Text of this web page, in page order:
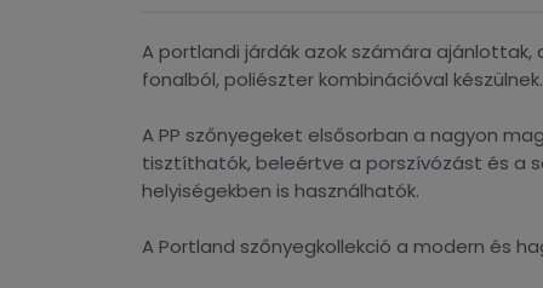
A portlandi járdák azok számára
fonalból, poliészter kombinációval
A PP szőnyegeket elsősorban a nagyon
tisztíthatók, beleértve a porszívózást és a
helyiségekben is használhatók.
A Portland szőnyegkollekció a modern és